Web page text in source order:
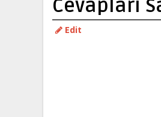
Cevapları
Edit